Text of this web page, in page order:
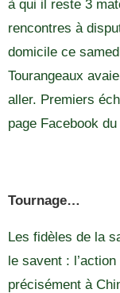
à qui il reste 3
rencontres à
domicile ce
Tourangeaux
aller. Premiers
page Facebook
Tournage…
Les fidèles de la
le savent :
précisément à